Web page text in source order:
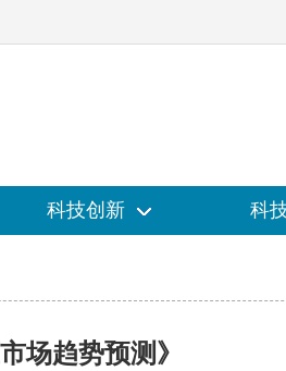
科技创新
科技创新 科
科
场趋势预测》